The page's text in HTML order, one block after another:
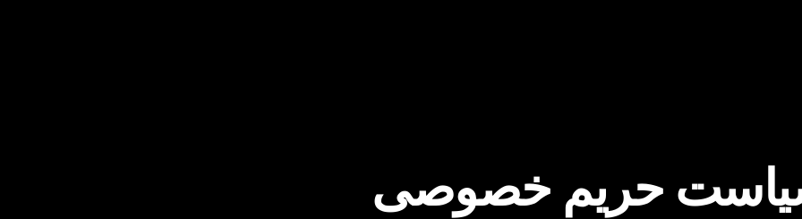
حریم خصوصی